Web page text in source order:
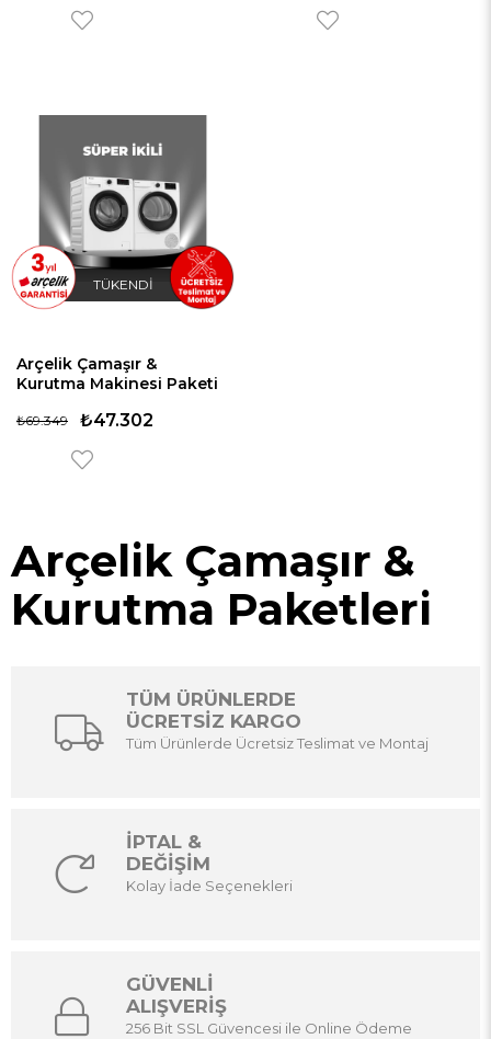
TÜKENDI
Arçelik Çamaşır &
Kurutma Makinesi Paketi
₺47.302
₺69.349
Arçelik Çamaşır &
Kurutma Paketleri
TÜM ÜRÜNLERDE
ÜCRETSİZ KARGO
Tüm Ürünlerde Ücretsiz Teslimat ve Montaj
İPTAL &
DEĞİŞİM
Kolay İade Seçenekleri
GÜVENLİ
ALIŞVERİŞ
256 Bit SSL Güvencesi ile Online Ödeme